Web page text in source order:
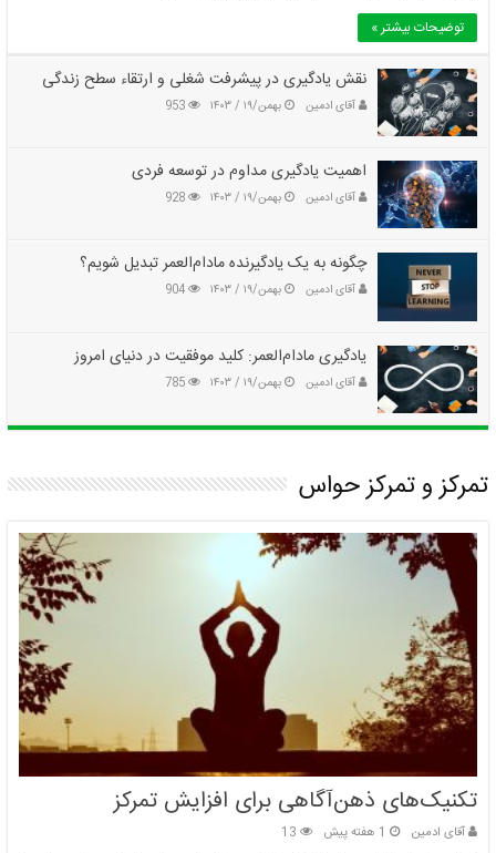
توضیحات بیشتر »
نقش یادگیری در پیشرفت شغلی و ارتقاء سطح زندگی
آقای ادمین بهمن/۱۹ / ۱۴۰۳ 953
اهمیت یادگیری مداوم در توسعه فردی
آقای ادمین بهمن/۱۹ / ۱۴۰۳ 928
چگونه به یک یادگیرنده مادام‌العمر تبدیل شویم؟
آقای ادمین بهمن/۱۹ / ۱۴۰۳ 904
یادگیری مادام‌العمر: کلید موفقیت در دنیای امروز
آقای ادمین بهمن/۱۹ / ۱۴۰۳ 785
تمرکز و تمرکز حواس
تکنیک‌های ذهن‌آگاهی برای افزایش تمرکز
آقای ادمین 1 هفته پیش 13